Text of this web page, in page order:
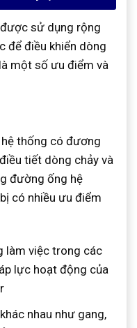
sử dụng rộng
để điều khiển dòng
một số ưu điểm và
thống có đương
tiết dòng chảy và
đường ống hệ
có nhiều ưu điểm
làm việc trong các
lực hoạt động của
nhau như gang,